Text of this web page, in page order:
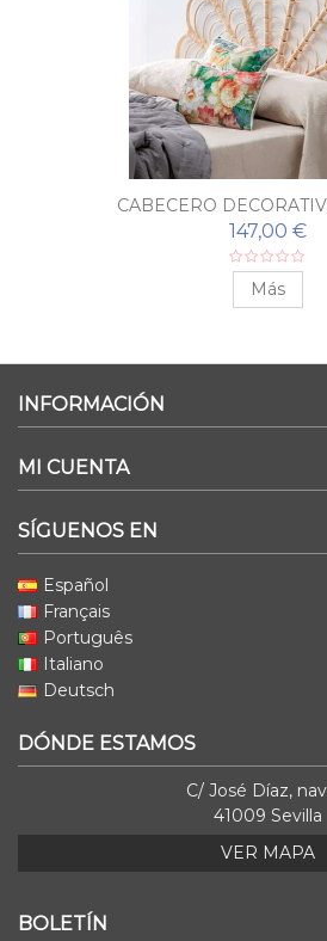
CABECERO
147,00 €
Más
INFORMACIÓN
MI CUENTA
SÍGUENOS EN
Español
Français
Português
Italiano
Deutsch
DÓNDE ESTAMOS
C/ José Díaz,
41009 Sevilla
VER MAPA
BOLETÍN